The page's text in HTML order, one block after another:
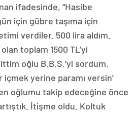
ifadesinde, “Hasibe
için gübre taşıma için
verdiler. 500 lira aldım.
toplam 1500 TL’yi
oğlu B.B.S.’yi sordum.
içmek yerine paramı versin’
oğlumu takip edeceğine önce
İtişme oldu. Koltuk